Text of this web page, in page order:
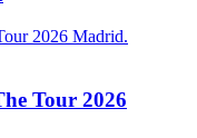
Tour 2026